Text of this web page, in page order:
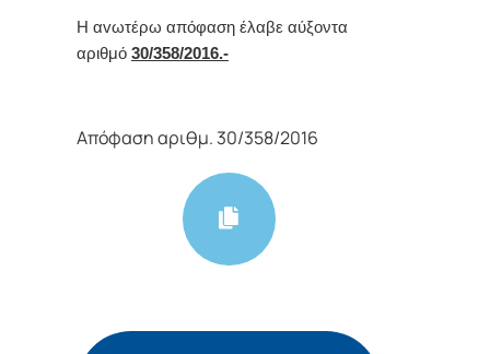
Η αvωτέρω απόφαση έλαβε αύξοντα
αριθμό 30/358/2016.-
Απόφαση αριθμ. 30/358/2016